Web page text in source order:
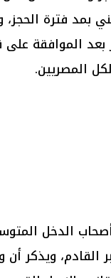
بمد فترة الحجز،
الموافقة على
المصريين.
الدخل
حتى يوم 14 سبتمبر